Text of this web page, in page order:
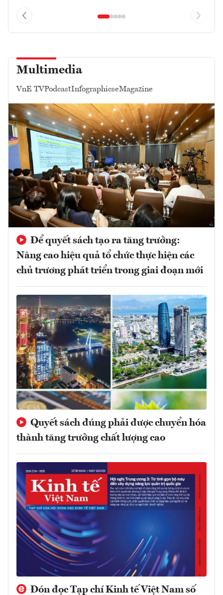
Multimedia
VnE TVPodcastInfographicseMagazine
Để quyết sách tạo ra tăng trưởng:
Nâng cao hiệu quả tổ chức thực hiện các
chủ trương phát triển trong giai đoạn mới
Quyết sách đúng phải được chuyển hóa
thành tăng trưởng chất lượng cao
Đón đọc Tạp chí Kinh tế Việt Nam số